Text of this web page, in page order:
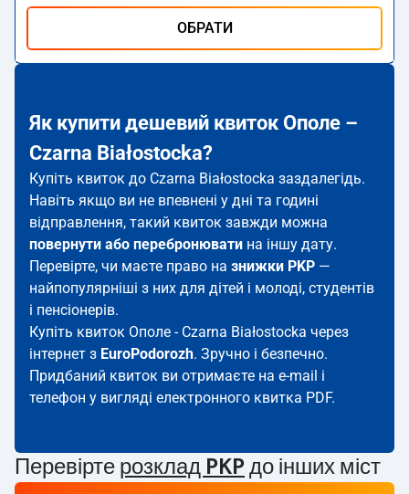
ОБРАТИ
Як купити дешевий квиток Ополе –
Czarna Białostocka?
Купіть квиток до Czarna Białostocka заздалегідь.
Навіть якщо ви не впевнені у дні та годині
відправлення, такий квиток завжди можна
повернути або перебронювати на іншу дату.
Перевірте, чи маєте право на знижки PKP —
найпопулярніші з них для дітей і молоді, студентів
і пенсіонерів.
Купіть квиток Ополе - Czarna Białostocka через
інтернет з EuroPodorozh. Зручно і безпечно.
Придбаний квиток ви отримаєте на e-mail і
телефон у вигляді електронного квитка PDF.
Перевірте розклад PKP до інших міст